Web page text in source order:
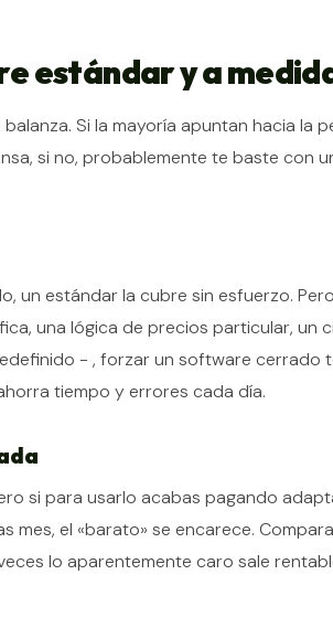
estándar y a
Si la mayoría apuntan hacia la
si no, probablemente te baste con
un estándar la cubre sin esfuerzo.
una lógica de precios particular, un
- , forzar un software cerrado
tiempo y errores cada día.
si para usarlo acabas pagando
mes, el «barato» se encarece.
lo aparentemente caro sale